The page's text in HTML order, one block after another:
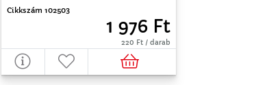
Cikkszám 102503
1 976 Ft
220 Ft / darab